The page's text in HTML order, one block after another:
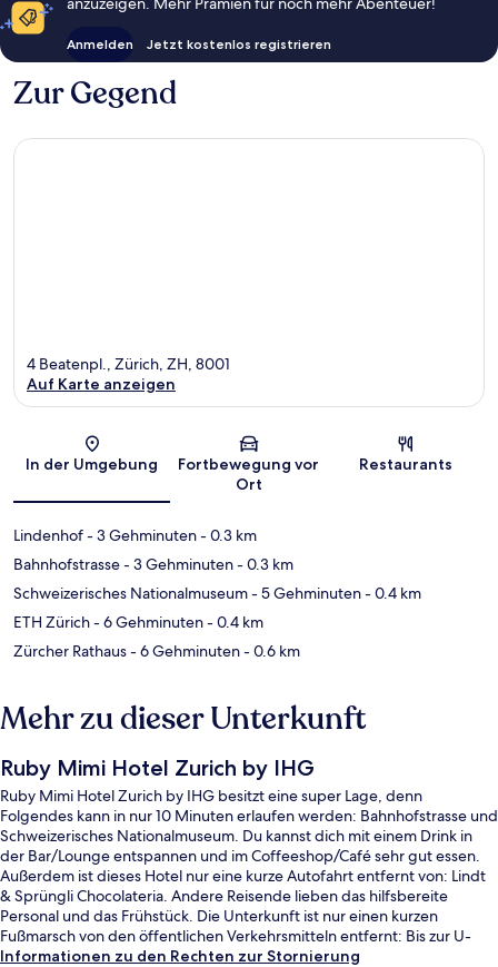
Anmelden Jetzt kostenlos registrieren
Zur Gegend
Karte
4 Beatenpl., Zürich, ZH, 8001
Auf Karte anzeigen
In der Umgebung
Fortbewegung vor
Ort
Restaurants
Lindenhof- 3 Gehminuten- 0.3 km
Bahnhofstrasse- 3 Gehminuten- 0.3 km
Schweizerisches Nationalmuseum- 5 Gehminuten- 0.4 km
ETH Zürich- 6 Gehminuten- 0.4 km
Zürcher Rathaus- 6 Gehminuten- 0.6 km
Mehr zu dieser Unterkunft
Ruby Mimi Hotel Zurich by IHG
Ruby Mimi Hotel Zurich by IHG besitzt eine super Lage, denn
Folgendes kann in nur 10 Minuten erlaufen werden: Bahnhofstrasse und
Schweizerisches Nationalmuseum. Du kannst dich mit einem Drink in
der Bar/Lounge entspannen und im Coffeeshop/Café sehr gut essen.
Außerdem ist dieses Hotel nur eine kurze Autofahrt entfernt von: Lindt
& Sprüngli Chocolateria. Andere Reisende lieben das hilfsbereite
Personal und das Frühstück. Die Unterkunft ist nur einen kurzen
Fußmarsch von den öffentlichen Verkehrsmitteln entfernt: Bis zur U-
Bahn sind es wenige Schritte (Straßenbahnhaltestelle
Informationen zu den Rechten zur Stornierung